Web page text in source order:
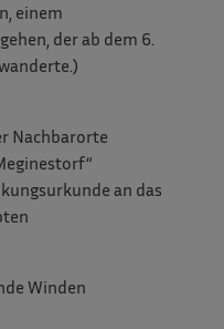
einem
der ab dem 6.
Nachbarorte
an das
Winden